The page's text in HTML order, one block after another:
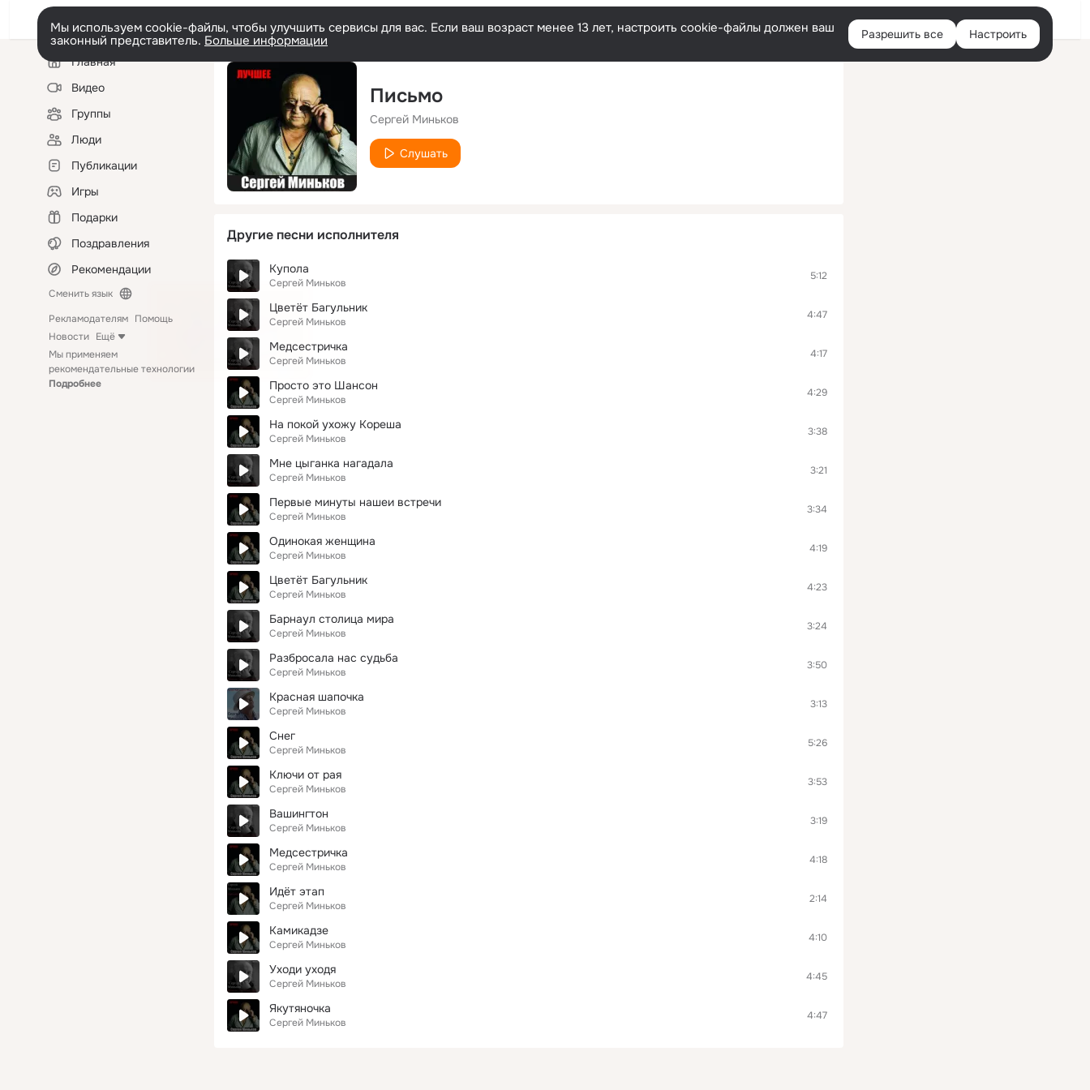
Войти
Мы используем cookie-файлы, чтобы улучшить сервисы для вас. Если ваш возраст менее 13 лет, настроить cookie-файлы должен ваш
законный представитель. Больше информации Разрешить все Настроить
Левая
колонкаГлавная
Видео
Группы
Люди
Публикации
Игры
Подарки
Поздравления
Рекомендации
Сменить язык
Рекламодателям Помощь
Новости Ещё
Мы применяем
рекомендательные технологии
Подробнее
Письмо
Сергей Миньков
Слушать
Другие песни исполнителя
Купола
Сергей Миньков
5:12
Цветёт Багульник
Сергей Миньков
4:47
Медсестричка
Сергей Миньков
4:17
Просто это Шансон
Сергей Миньков
4:29
На покой ухожу Кореша
Сергей Миньков
3:38
Мне цыганка нагадала
Сергей Миньков
3:21
Первые минуты нашеи встречи
Сергей Миньков
3:34
Одинокая женщина
Сергей Миньков
4:19
Цветёт Багульник
Сергей Миньков
4:23
Барнаул столица мира
Сергей Миньков
3:24
Разбросала нас судьба
Сергей Миньков
3:50
Красная шапочка
Сергей Миньков
3:13
Снег
Сергей Миньков
5:26
Ключи от рая
Сергей Миньков
3:53
Вашингтон
Сергей Миньков
3:19
Медсестричка
Сергей Миньков
4:18
Идёт этап
Сергей Миньков
2:14
Камикадзе
Сергей Миньков
4:10
Уходи уходя
Сергей Миньков
4:45
Якутяночка
Сергей Миньков
4:47